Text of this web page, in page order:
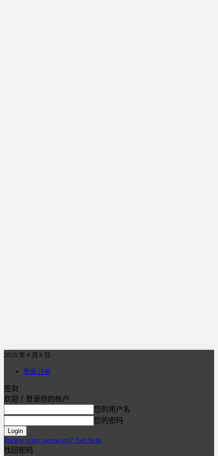
2026 年 8 月 8 日
登录/注册
签到
欢迎！登录你的帐户
您的用户名
您的密码
Forgot your password? Get help
找回密码